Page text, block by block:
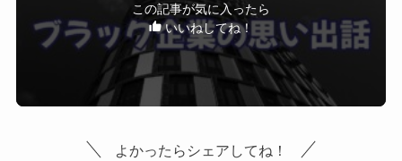
この記事が気に入ったら
いいねしてね！
よかったらシェアしてね！